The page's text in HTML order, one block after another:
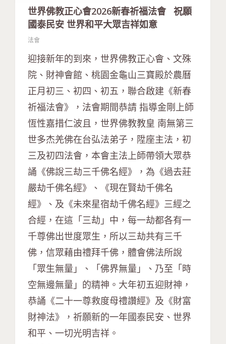
世界佛教正心會2026新春祈福法會 祝願
國泰民安 世界和平大眾吉祥如意
法會
迎接新年的到來，世界佛教正心會、文殊
院、財神會館、桃園金龜山三寶殿於農曆
正月初三、初四、初五，聯合啟建《新春
祈福法會》，法會期間恭請 指導金剛上師
恆性嘉措仁波且，世界佛教教皇 南無第三
世多杰羌佛在台弘法弟子，陞座主法，初
三及初四法會，本會主法上師帶領大眾恭
誦《佛說三劫三千佛名經》，為《過去莊
嚴劫千佛名經》、《現在賢劫千佛名
經》、及《未來星宿劫千佛名經》三經之
合經，在這「三劫」中，每一劫都各有一
千尊佛出世度眾生，所以三劫共有三千
佛，信眾藉由禮拜千佛，體會佛法所說
「眾生無量」、「佛界無量」、乃至「時
空無邊無量」的精神。大年初五迎財神，
恭誦《二十一尊救度母禮讚經》及《財富
財神法》，祈願新的一年國泰民安、世界
和平、一切光明吉祥。